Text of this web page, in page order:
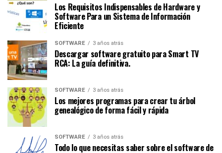
Los Requisitos Indispensables de Hardware y
Software Para un Sistema de Información
Eficiente
SOFTWARE 3 años atrás
Descargar software gratuito para Smart TV
RCA: La guía definitiva.
SOFTWARE 3 años atrás
Los mejores programas para crear tu árbol
genealógico de forma fácil y rápida
SOFTWARE 3 años atrás
Todo lo que necesitas saber sobre el software de